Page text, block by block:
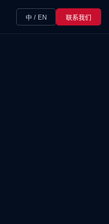
中 / EN 联系我们